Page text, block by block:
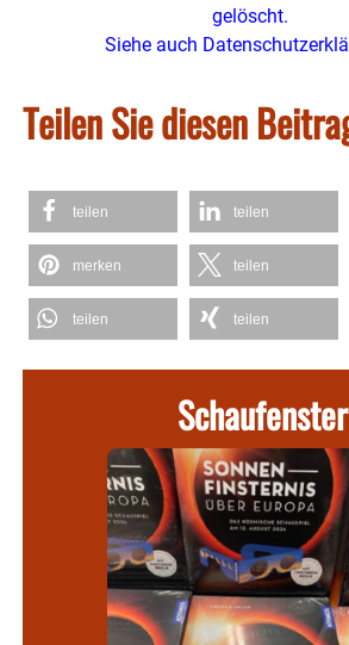
gelöscht.
Siehe auch
Teilen Sie diesen
teilen teilen
merken teilen
teilen teilen
Schaufenster